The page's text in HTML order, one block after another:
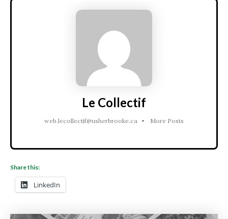
Le Collectif
web.lecollectif@usherbrooke.ca • More Posts
Share this:
LinkedIn